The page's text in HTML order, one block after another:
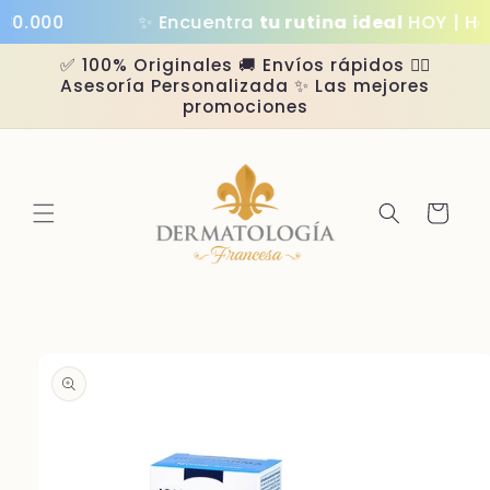
✨ Encuentratu rutina idealHOY |
directamente
al contenido
✅ 100% Originales 🚚 Envíos rápidos 👩‍⚕️
Asesoría Personalizada ✨ Las mejores
promociones
Carrito
información
del producto